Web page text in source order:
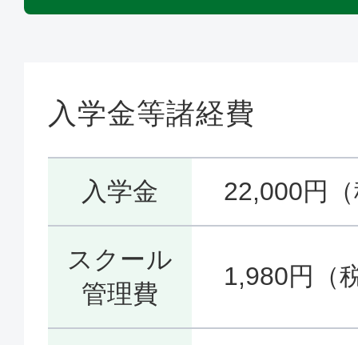
入学金等諸経費
入学金 22,000円
スクール
管理費
1,980円（